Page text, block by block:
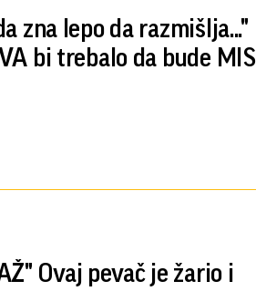
zna lepo da razmišlja..."
bi trebalo da bude MIS
Ovaj pevač je žario i